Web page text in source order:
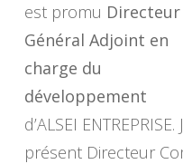
est promu Directeur
Général Adjoint en
charge du
développement
d’ALSEI
présent Directeur